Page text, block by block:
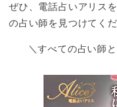
ぜひ、電話占いアリス
の占い師を見つけてくだ
＼すべての占い師